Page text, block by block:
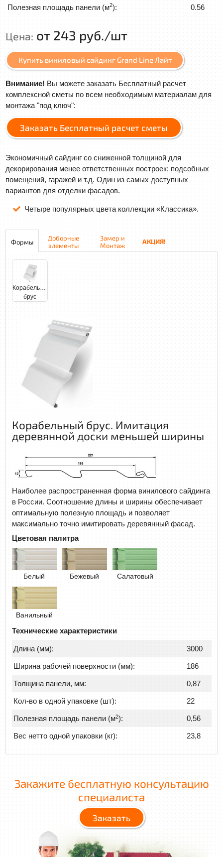
Полезная площадь панели (м2): 0.56
Цена: от 243 руб./шт
Купить виниловый сайдинг Grand Line Лайт
Внимание! Вы можете заказать Бесплатный расчет
комплексной сметы по всем необходимым материалам для
монтажа "под ключ":
Заказать Бесплатный расчет сметы
Экономичный сайдинг со сниженной толщиной для
декорирования менее ответственных построек: подсобных
помещений, гаражей и т.д. Один из самых доступных
вариантов для отделки фасадов.
Четыре популярных цвета коллекции «Классика».
Формы
Доборные
элементы
Замер и
Монтаж
АКЦИЯ!
Корабельный
брус
Корабельный брус. Имитация
деревянной доски меньшей ширины
Наиболее распространенная форма винилового сайдинга
в России. Соотношение длины и ширины обеспечивает
оптимальную полезную площадь и позволяет
максимально точно имитировать деревянный фасад.
Цветовая палитра
Белый Бежевый Салатовый
Ванильный
Технические характеристики
Длина (мм): 3000
Ширина рабочей поверхности (мм): 186
Толщина панели, мм: 0,87
Кол-во в одной упаковке (шт): 22
Полезная площадь панели (м2): 0,56
Вес нетто одной упаковки (кг): 23,8
Закажите бесплатную консультацию
специалиста
Заказать